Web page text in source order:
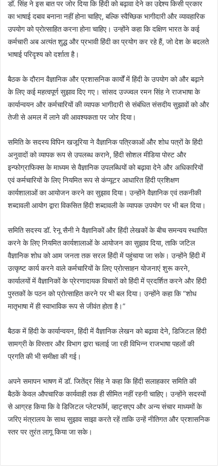
डॉ. सिंह ने इस बात पर जोर दिया कि हिंदी को बढ़ावा देने का उद्देश्य किसी प्रकार
का भाषाई दबाव बनाना नहीं होना चाहिए, बल्कि स्वैच्छिक भागीदारी और व्यावहारिक
उपयोग को प्रोत्साहित करना होना चाहिए। उन्होंने कहा कि दक्षिण भारत के कई
कर्मचारी अब अत्यंत शुद्ध और प्रभावी हिंदी का प्रयोग कर रहे हैं, जो देश के बदलते
भाषाई परिदृश्य को दर्शाता है।
बैठक के दौरान वैज्ञानिक और प्रशासनिक कार्यों में हिंदी के उपयोग को और बढ़ाने
के लिए कई महत्वपूर्ण सुझाव दिए गए। सांसद उज्ज्वल रमन सिंह ने राजभाषा के
कार्यान्वयन और कर्मचारियों की व्यापक भागीदारी से संबंधित संसदीय सुझावों को और
तेजी से अमल में लाने की आवश्यकता पर जोर दिया।
समिति के सदस्य विपिन खजूरिया ने वैज्ञानिक पत्रिकाओं और शोध पत्रों के हिंदी
अनुवादों को व्यापक रूप से उपलब्ध कराने, हिंदी सोशल मीडिया पोस्ट और
इन्फोग्राफिक्स के माध्यम से वैज्ञानिक उपलब्धियों को बढ़ावा देने और अधिकारियों
एवं कर्मचारियों के लिए नियमित रूप से कंप्यूटर आधारित हिंदी प्रशिक्षण
कार्यशालाओं का आयोजन करने का सुझाव दिया। उन्होंने वैज्ञानिक एवं तकनीकी
शब्दावली आयोग द्वारा विकसित हिंदी शब्दावली के व्यापक उपयोग पर भी बल दिया।
समिति सदस्य डॉ. रेनू सैनी ने वैज्ञानिकों और हिंदी लेखकों के बीच समन्वय स्थापित
करने के लिए नियमित कार्यशालाओं के आयोजन का सुझाव दिया, ताकि जटिल
वैज्ञानिक शोध को आम जनता तक सरल हिंदी में पहुंचाया जा सके। उन्होंने हिंदी में
उत्कृष्ट कार्य करने वाले कर्मचारियों के लिए प्रोत्साहन योजनाएं शुरू करने,
कार्यालयों में वैज्ञानिकों के प्रेरणादायक विचारों को हिंदी में प्रदर्शित करने और हिंदी
पुस्तकों के पठन को प्रोत्साहित करने पर भी बल दिया। उन्होंने कहा कि “शोध
मातृभाषा में ही स्वाभाविक रूप से जीवंत होता है।”
बैठक में हिंदी के कार्यान्वयन, हिंदी में वैज्ञानिक लेखन को बढ़ावा देने, डिजिटल हिंदी
सामग्री के विस्तार और विभाग द्वारा चलाई जा रही विभिन्न राजभाषा पहलों की
प्रगति की भी समीक्षा की गई।
अपने समापन भाषण में डॉ. जितेंद्र सिंह ने कहा कि हिंदी सलाहकार समिति की
बैठकें केवल औपचारिक कार्यवाही तक ही सीमित नहीं रहनी चाहिए। उन्होंने सदस्यों
से आग्रह किया कि वे डिजिटल प्लेटफॉर्म, व्हाट्सएप और अन्य संचार माध्यमों के
जरिए मंत्रालय के साथ सुझाव साझा करते रहें ताकि उन्हें नीतिगत और प्रशासनिक
स्तर पर तुरंत लागू किया जा सके।